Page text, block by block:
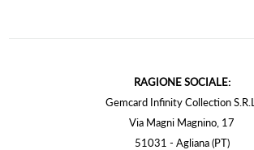
RAGIONE SOCIALE:
Gemcard Infinity Collection S.R.L.
Via Magni Magnino, 17
51031 - Agliana (PT)